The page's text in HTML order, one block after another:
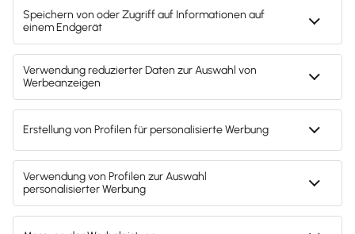
Mach's dir leicht und gib deinem Business den
entscheidenden Push – mit unserer Software für
Buchhaltung & Lohn.
Lösungen